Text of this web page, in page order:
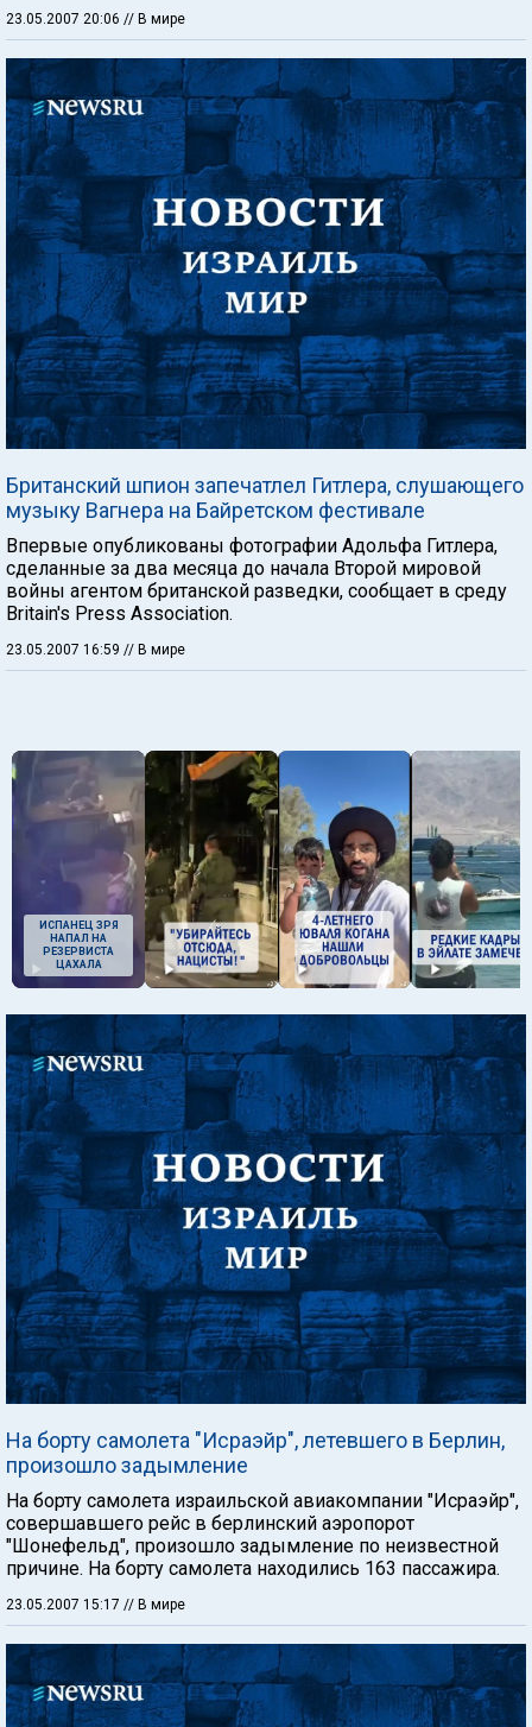
23.05.2007 20:06 // В мире
Британский шпион запечатлел Гитлера, слушающего
музыку Вагнера на Байретском фестивале
Впервые опубликованы фотографии Адольфа Гитлера,
сделанные за два месяца до начала Второй мировой
войны агентом британской разведки, сообщает в среду
Britain's Press Association.
23.05.2007 16:59 // В мире
ИСПАНЕЦ ЗРЯ
НАПАЛ НА
РЕЗЕРВИСТА
ЦАХАЛА
На борту самолета "Исраэйр", летевшего в Берлин,
произошло задымление
На борту самолета израильской авиакомпании "Исраэйр",
совершавшего рейс в берлинский аэропорот
"Шонефельд", произошло задымление по неизвестной
причине. На борту самолета находились 163 пассажира.
23.05.2007 15:17 // В мире